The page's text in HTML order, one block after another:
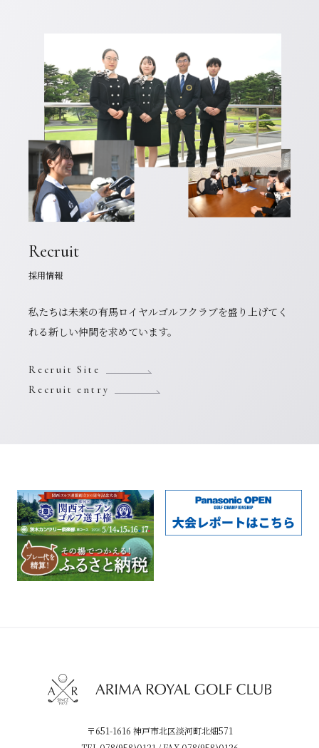
Recruit
採用情報
私たちは未来の有馬ロイヤルゴルフクラブを盛り上げてく
れる新しい仲間を求めています。
Recruit Site
Recruit entry
〒651-1616 神戸市北区淡河町北畑571